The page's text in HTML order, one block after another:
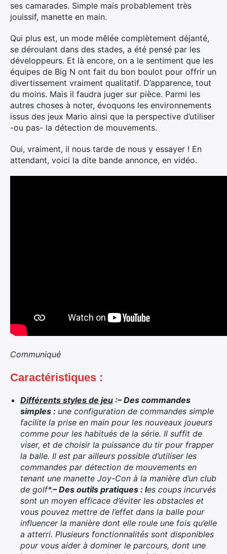
ses camarades. Simple mais probablement très
jouissif, manette en main.
Qui plus est, un mode mêlée complètement déjanté,
se déroulant dans des stades, a été pensé par les
développeurs. Et là encore, on a le sentiment que les
équipes de Big N ont fait du bon boulot pour offrir un
divertissement vraiment qualitatif. D’apparence, tout
du moins. Mais il faudra juger sur pièce. Parmi les
autres choses à noter, évoquons les environnements
issus des jeux Mario ainsi que la perspective d’utiliser
-ou pas- la détection de mouvements.
Oui, vraiment, il nous tarde de nous y essayer ! En
attendant, voici la dite bande annonce, en vidéo.
Communiqué
Caractéristiques :
Différents styles de jeu :– Des commandes
simples : une configuration de commandes simple
facilite la prise en main pour les nouveaux joueurs
comme pour les habitués de la série. Il suffit de
viser, et de choisir la puissance du tir pour frapper
la balle. Il est par ailleurs possible d’utiliser les
commandes par détection de mouvements en
tenant une manette Joy-Con à la manière d’un club
de golf*.– Des outils pratiques : les coups incurvés
sont un moyen efficace d’éviter les obstacles et
vous pouvez mettre de l’effet dans la balle pour
influencer la manière dont elle roule une fois qu’elle
a atterri. Plusieurs fonctionnalités sont disponibles
pour vous aider à dominer le parcours, dont une